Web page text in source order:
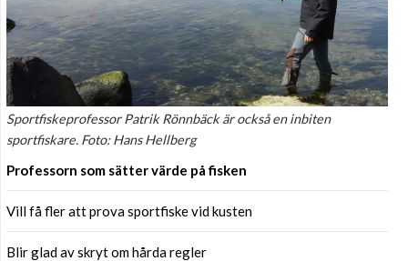
Sportfiskeprofessor Patrik Rönnbäck är också en inbiten
sportfiskare. Foto: Hans Hellberg
Professorn som sätter värde på fisken
Vill få fler att prova sportfiske vid kusten
Blir glad av skryt om hårda regler